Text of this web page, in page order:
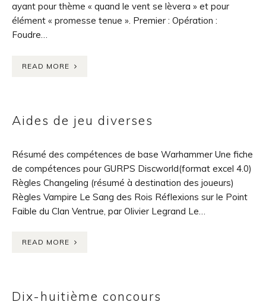
ayant pour thème « quand le vent se lèvera » et pour
élément « promesse tenue ». Premier : Opération :
Foudre…
READ MORE
Aides de jeu diverses
Résumé des compétences de base Warhammer Une fiche
de compétences pour GURPS Discworld(format excel 4.0)
Règles Changeling (résumé à destination des joueurs)
Règles Vampire Le Sang des Rois Réflexions sur le Point
Faible du Clan Ventrue, par Olivier Legrand Le…
READ MORE
Dix-huitième concours